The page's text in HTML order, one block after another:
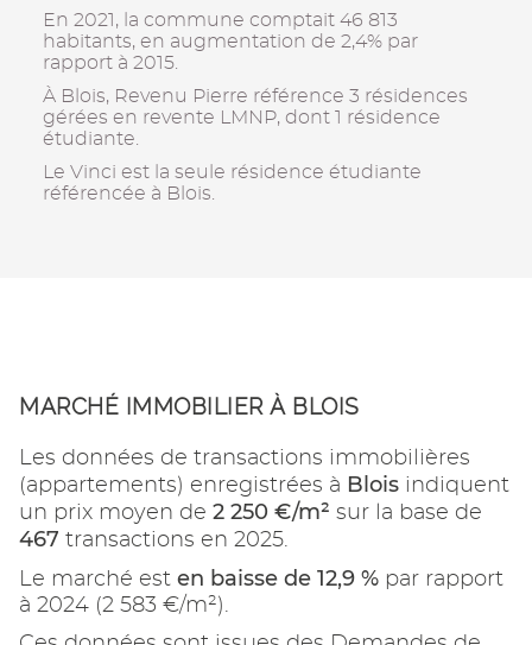
En 2021, la commune comptait 46 813
habitants, en augmentation de 2,4% par
rapport à 2015.
À Blois, Revenu Pierre référence 3 résidences
gérées en revente LMNP, dont 1 résidence
étudiante.
Le Vinci est la seule résidence étudiante
référencée à Blois.
MARCHÉ IMMOBILIER À BLOIS
Les données de transactions immobilières
(appartements) enregistrées à Blois indiquent
un prix moyen de 2 250 €/m² sur la base de
467 transactions en 2025.
Le marché est en baisse de 12,9 % par rapport
à 2024 (2 583 €/m²).